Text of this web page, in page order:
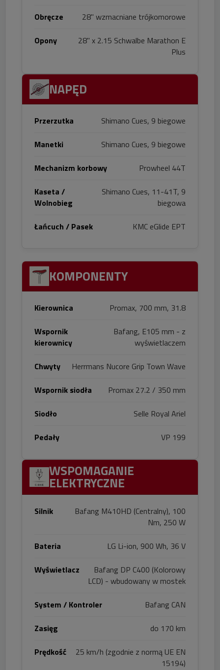
Obręcze
28" wzmacniane trójkomorowe
Opony
28" x 2.15 Schwalbe Marathon E
Plus
NAPĘD
Przerzutka
Shimano Cues, 9 biegowe
Manetki
Shimano Cues, 9 biegowe
Mechanizm korbowy
Prowheel 44T
Kaseta /
Wolnobieg
Shimano Cues, 11-41T, 9
biegowa
Łańcuch / Pasek
KMC eGlide EPT
KOMPONENTY
Kierownica
Promax, 700 mm, 31.8
Wspornik
kierownicy
Bafang, E105 mm - z
wyświetlaczem
Chwyty
Herrmans Nucore Grip Town Wave
Wspornik siodła
Promax 27.2 / 350 mm
Siodło
Selle Royal Ariel
Pedały
VP 199
WSPOMAGANIE
ELEKTRYCZNE
Silnik
Bafang M410HD (Centralny), 100
Nm, 250 W
Bateria
LG Li-ion, 900 Wh, 36 V
Wyświetlacz
Bafang DP C400 (Kolorowy
LCD) - wbudowany w mostek
System / Kontroler
Bafang CAN
Zasięg
do 170 km
Prędkość
25 km/h (zgodnie z normą UE EN
15194)